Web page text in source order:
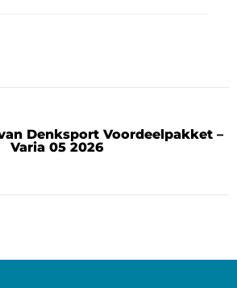
Denksport Voordeelpakket –
Varia 05 2026